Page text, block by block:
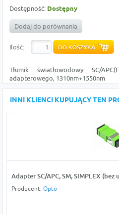
Dostępność: Dostępny
Dodaj do porównania
Ilość:
Tłumik światłowodowy SC/
adapterowego, 1310nm+1550nm
INNI KLIENCI KUPUJĄCY TEN
Adapter SC/APC, SM, SIMPLEX (bez
Producent: Opto